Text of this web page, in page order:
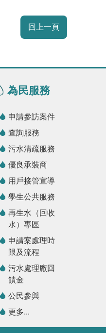
回上一頁
為民服務
申請參訪案件
查詢服務
污水清疏服務
優良承裝商
用戶接管宣導
學生公共服務
再生水（回收
水）專區
申請案處理時
限及流程
污水處理廠回
饋金
公民參與
更多...